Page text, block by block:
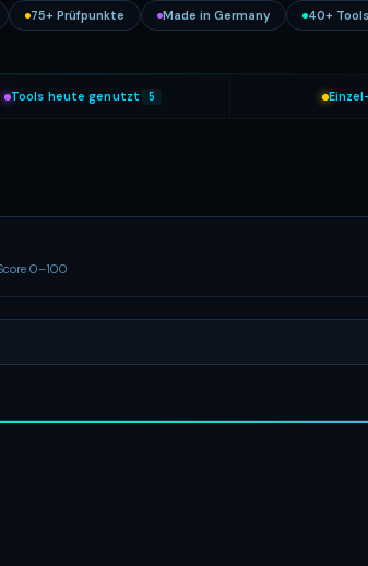
75+ Prüfpunkte Made in Germany 40+ Tools
Tools heute genutzt 5
0–100